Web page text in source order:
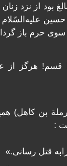
بود از نزد
سوی حرم باز
هرگز از
بن كاهل)
:
قتل رسانی.»